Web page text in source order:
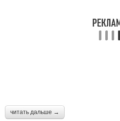
читать дальше →